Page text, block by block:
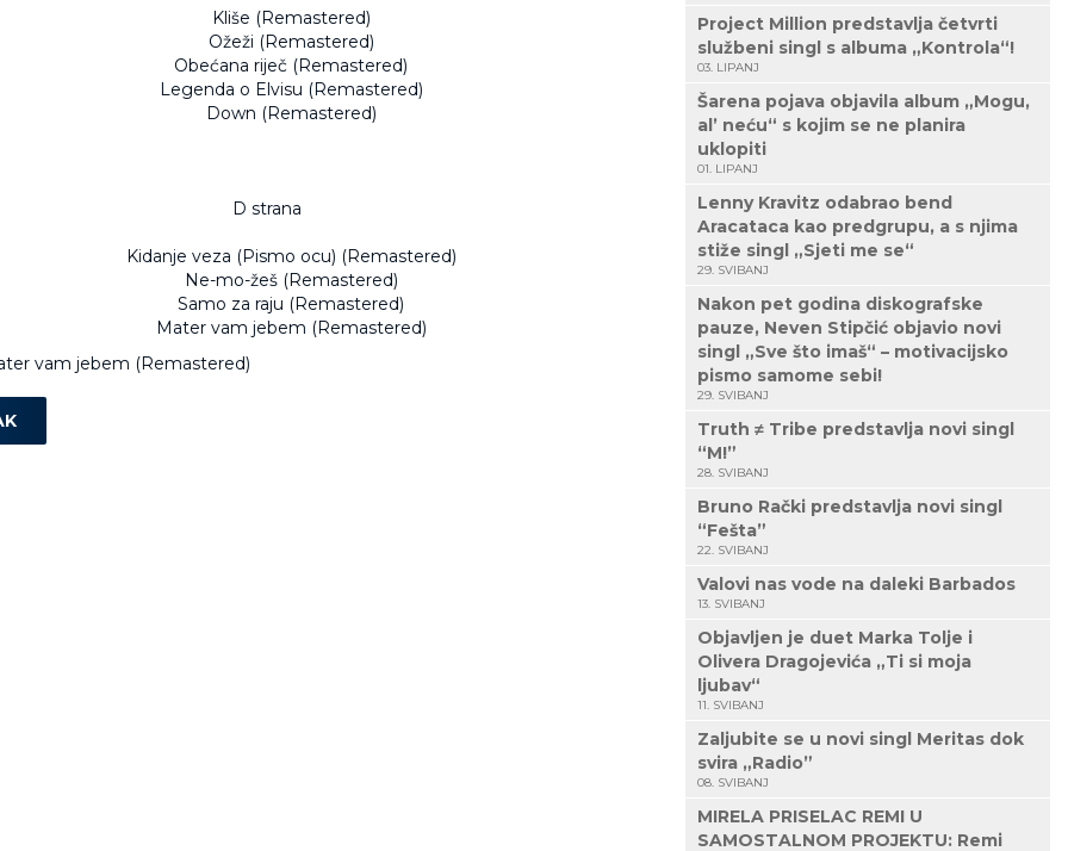
Kliše (Remastered)
Ožeži (Remastered)
Obećana riječ (Remastered)
Legenda o Elvisu (Remastered)
Down (Remastered)
D strana
Kidanje veza (Pismo ocu) (Remastered)
Ne-mo-žeš (Remastered)
Samo za raju (Remastered)
Mater vam jebem (Remastered)
vam jebem (Remastered)
Project Million predstavlja četvrti
službeni singl s albuma „Kontrola“!
03. LIPANJ
Šarena pojava objavila album „Mogu,
al’ neću“ s kojim se ne planira
uklopiti
01. LIPANJ
Lenny Kravitz odabrao bend
Aracataca kao predgrupu, a s njima
stiže singl „Sjeti me se“
29. SVIBANJ
Nakon pet godina diskografske
pauze, Neven Stipčić objavio novi
singl „Sve što imaš“ – motivacijsko
pismo samome sebi!
29. SVIBANJ
Truth ≠ Tribe predstavlja novi singl
“M!”
28. SVIBANJ
Bruno Rački predstavlja novi singl
“Fešta”
22. SVIBANJ
Valovi nas vode na daleki Barbados
13. SVIBANJ
Objavljen je duet Marka Tolje i
Olivera Dragojevića „Ti si moja
ljubav“
11. SVIBANJ
Zaljubite se u novi singl Meritas dok
svira „Radio”
08. SVIBANJ
MIRELA PRISELAC REMI U
SAMOSTALNOM PROJEKTU: Remi